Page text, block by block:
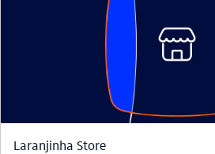
Laranjinha Store